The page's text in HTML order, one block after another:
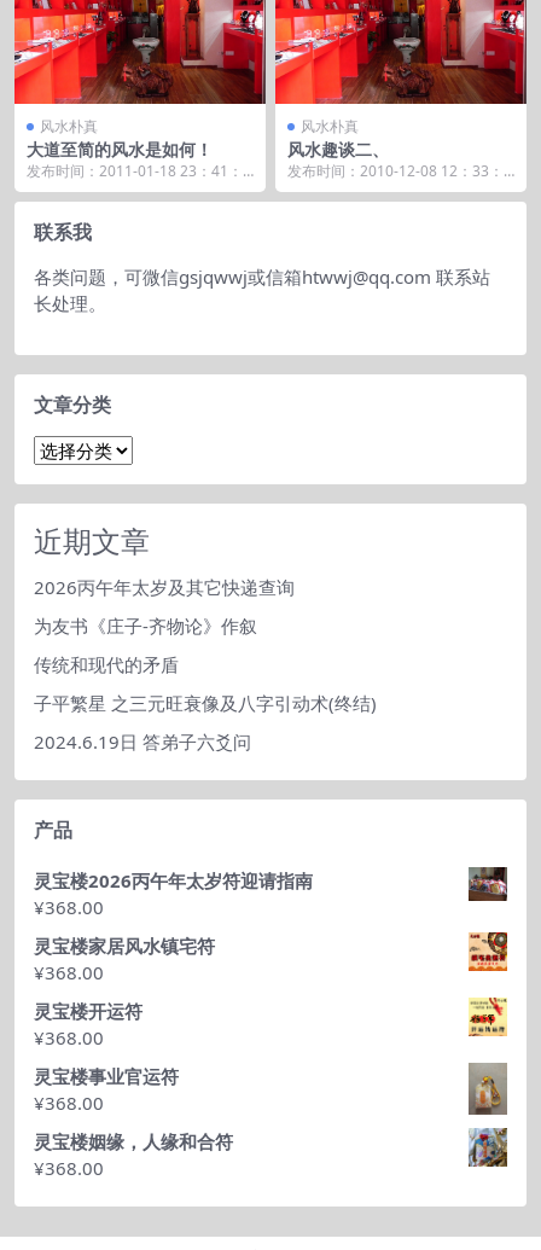
风水朴真
大道至简的风水是如何！
发布时间：2011-01-18 23：41：5
1 有学生问我，说什么派风水最
好，...
风水朴真
风水趣谈二、
发布时间：2010-12-08 12：33：0
5 与师弟出席开发商邀请会议，该
开...
联系我
各类问题，可微信gsjqwwj或信箱htwwj@qq.com 联系站
长处理。
文章分类
文
分
类
近期文章
2026丙午年太岁及其它快递查询
为友书《庄子-齐物论》作叙
传统和现代的矛盾
子平繁星 之三元旺衰像及八字引动术(终结)
2024.6.19日 答弟子六爻问
产品
灵宝楼2026丙午年太岁符迎请指南
¥368.00
灵宝楼家居风水镇宅符
¥368.00
灵宝楼开运符
¥368.00
灵宝楼事业官运符
¥368.00
灵宝楼姻缘，人缘和合符
¥368.00